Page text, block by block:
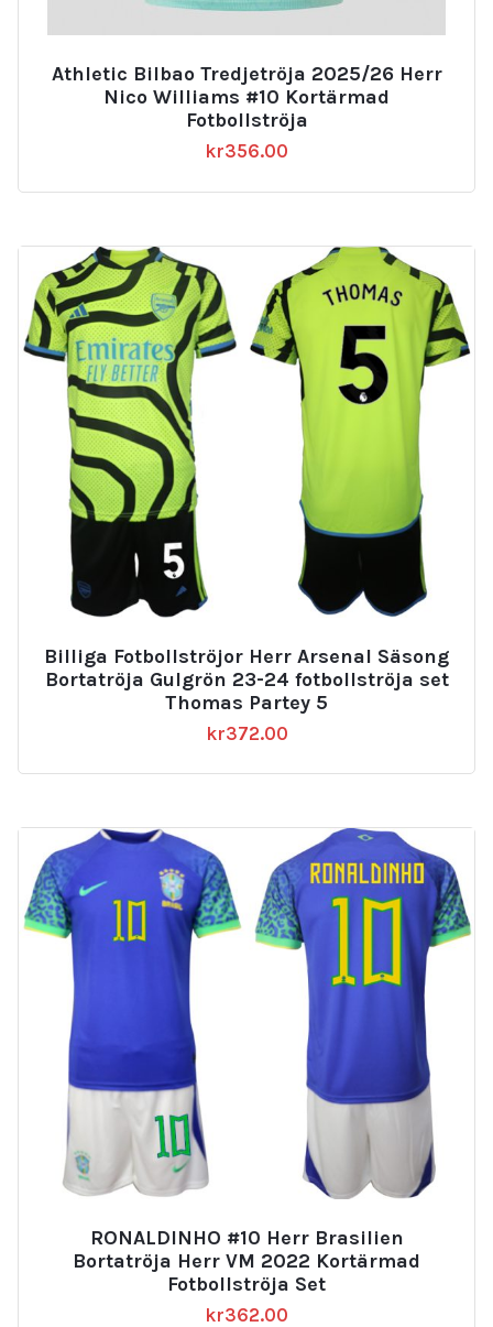
Athletic Bilbao Tredjetröja 2025/26 Herr
Nico Williams #10 Kortärmad
Fotbollströja
kr356.00
Billiga Fotbollströjor Herr Arsenal Säsong
Bortatröja Gulgrön 23-24 fotbollströja set
Thomas Partey 5
kr372.00
RONALDINHO #10 Herr Brasilien
Bortatröja Herr VM 2022 Kortärmad
Fotbollströja Set
kr362.00